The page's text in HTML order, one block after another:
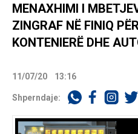
MENAXHIMI I
ZINGRAF NË FINIQ
KONTENIERË DHE
11/07/20 13:16
Shperndaje: